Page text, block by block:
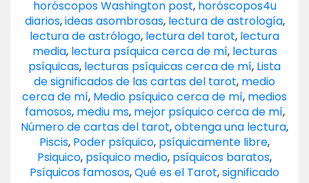
horóscopos Washington post, horóscopos4u
diarios,ideas asombrosas, lectura de astrología,
lectura de astrólogo, lectura del tarot, lectura
media, lectura psíquica cerca de mí, lecturas
psíquicas, lecturas psíquicas cerca de mí, Lista
de significados de las cartas del tarot, medio
cerca de mí, Medio psíquico cerca de mí, medios
famosos, mediu ms, mejor psíquico cerca de mí,
Número de cartas del tarot,obtenga una lectura,
Piscis, Poder psíquico, psíquicamente libre,
Psiquico, psíquico medio, psíquicos baratos,
Psíquicos famosos,Qué es el Tarot,significado